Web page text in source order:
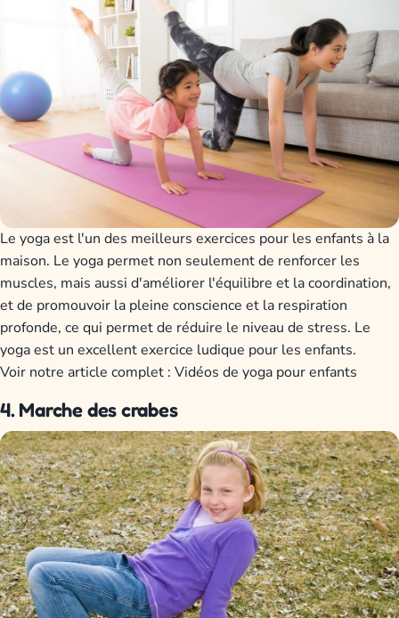
Le yoga est l'un des meilleurs exercices pour les enfants à la
maison. Le yoga permet non seulement de renforcer les
muscles, mais aussi d'améliorer l'équilibre et la coordination,
et de promouvoir la pleine conscience et la respiration
profonde, ce qui permet de réduire le niveau de stress. Le
yoga est un excellent exercice ludique pour les enfants.
Voir notre article complet : Vidéos de yoga pour enfants
4. Marche des crabes